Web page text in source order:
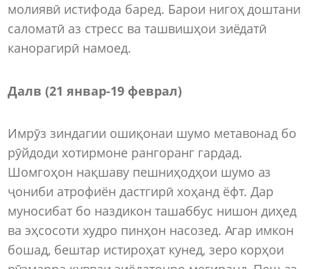
молиявӣ истифода баред. Барои нигоҳ доштани
саломатӣ аз стресс ва ташвишҳои зиёдатӣ
канорагирӣ намоед.
Далв (21 январ-19 феврал)
Имрӯз зиндагии ошиқонаи шумо метавонад бо
рӯйдоди хотирмоне рангоранг гардад.
Шомгоҳон нақшаву пешниҳодҳои шумо аз
ҷониби атрофиён дастгирӣ хоҳанд ёфт. Дар
муносибат бо наздикон ташаббус нишон диҳед
ва эҳсосоти худро пинҳон насозед. Агар имкон
бошад, бештар истироҳат кунед, зеро корҳои